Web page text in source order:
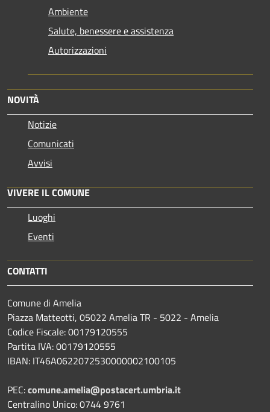
Ambiente
Salute, benessere e assistenza
Autorizzazioni
NOVITÀ
Notizie
Comunicati
Avvisi
VIVERE IL COMUNE
Luoghi
Eventi
CONTATTI
Comune di Amelia
Piazza Matteotti, 05022 Amelia TR - 5022 - Amelia
Codice Fiscale: 00179120555
Partita IVA: 00179120555
IBAN: IT46A0622072530000002100105
PEC:comune.amelia@postacert.umbria.it
Centralino Unico: 0744 9761